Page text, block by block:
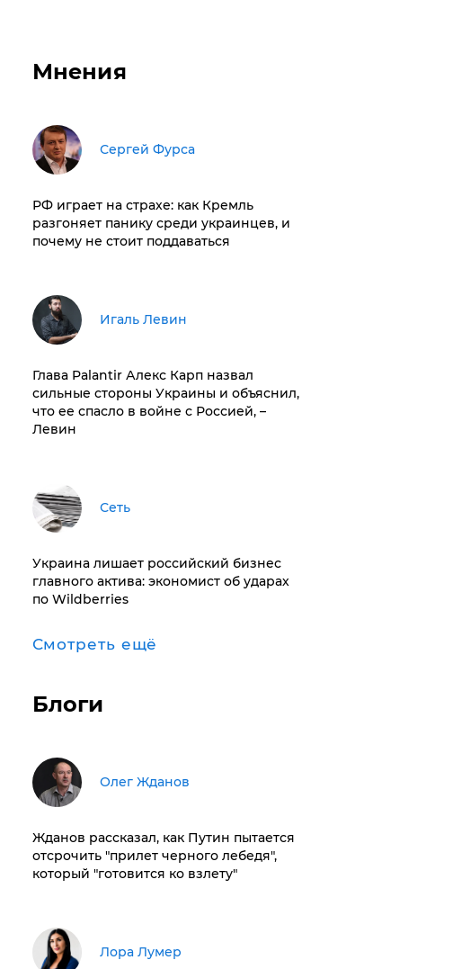
Мнения
Сергей Фурса
РФ играет на страхе: как Кремль
разгоняет панику среди украинцев, и
почему не стоит поддаваться
Игаль Левин
Глава Palantir Алекс Карп назвал
сильные стороны Украины и объяснил,
что ее спасло в войне с Россией, –
Левин
Сеть
​Украина лишает российский бизнес
главного актива: экономист об ударах
по Wildberries
Смотреть ещё
Блоги
Олег Жданов
Жданов рассказал, как Путин пытается
отсрочить "прилет черного лебедя",
который "готовится ко взлету"
​Лора Лумер